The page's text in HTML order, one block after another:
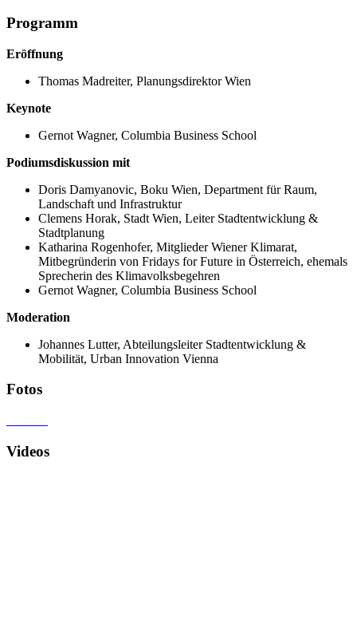
Programm
Eröffnung
Thomas Madreiter, Planungsdirektor Wien
Keynote
Gernot Wagner, Columbia Business School
Podiumsdiskussion mit
Doris Damyanovic, Boku Wien, Department für Raum,
Landschaft und Infrastruktur
Clemens Horak, Stadt Wien, Leiter Stadtentwicklung &
Stadtplanung
Katharina Rogenhofer, Mitglieder Wiener Klimarat,
Mitbegründerin von Fridays for Future in Österreich, ehemals
Sprecherin des Klimavolksbegehren
Gernot Wagner, Columbia Business School
Moderation
Johannes Lutter, Abteilungsleiter Stadtentwicklung &
Mobilität, Urban Innovation Vienna
Fotos
Videos